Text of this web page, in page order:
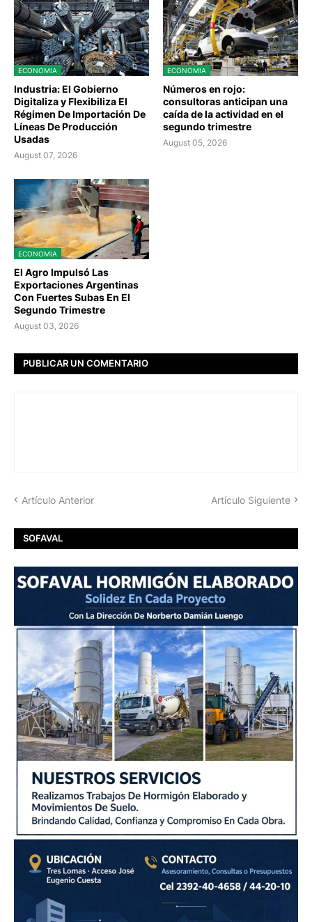
ECONOMIA
Industria: El Gobierno
Digitaliza y Flexibiliza El
Régimen De Importación De
Líneas De Producción
Usadas
August 07, 2026
ECONOMIA
Números en rojo:
consultoras anticipan una
caída de la actividad en el
segundo trimestre
August 05, 2026
ECONOMIA
El Agro Impulsó Las
Exportaciones Argentinas
Con Fuertes Subas En El
Segundo Trimestre
August 03, 2026
PUBLICAR UN COMENTARIO
Artículo Anterior Artículo Siguiente
SOFAVAL